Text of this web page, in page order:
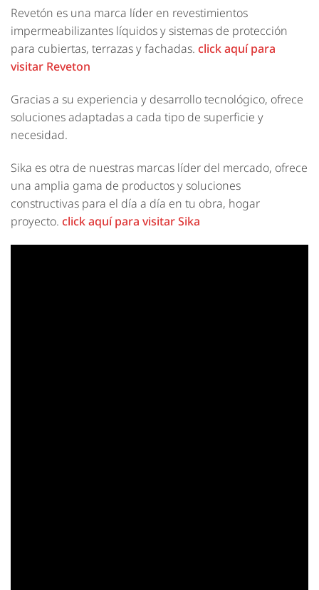
Revetón es una marca líder en revestimientos
impermeabilizantes líquidos y sistemas de protección
para cubiertas, terrazas y fachadas. click aquí para
visitar Reveton
Gracias a su experiencia y desarrollo tecnológico, ofrece
soluciones adaptadas a cada tipo de superficie y
necesidad.
Sika es otra de nuestras marcas líder del mercado, ofrece
una amplia gama de productos y soluciones
constructivas para el día a día en tu obra, hogar
proyecto. click aquí para visitar Sika